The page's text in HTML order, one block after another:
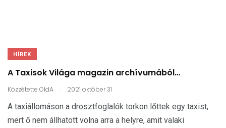
HÍREK
A Taxisok Világa magazin archívumából…
Közzétette OldA . 2021 október 31
A taxiállomáson a drosztfoglalók torkon lőttek egy taxist,
mert ő nem állhatott volna arra a helyre, amit valaki